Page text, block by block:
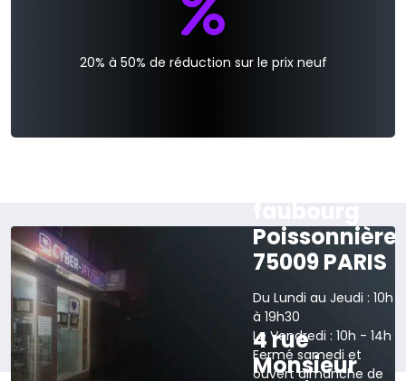
20% à 50% de réduction sur le prix neuf
Poissonnière
75009 PARIS
Du Lundi au Jeudi : 10h
à 19h30
Le Vendredi : 10h - 14h
Fermé samedi et
ouvert dimanche de
4 rue
Monsieur